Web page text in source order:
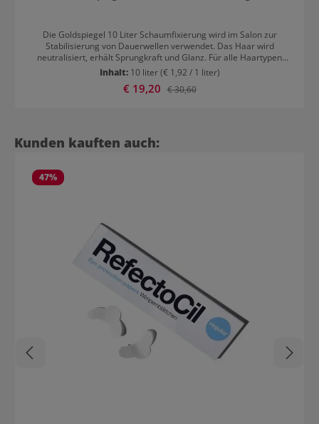
Die Goldspiegel 10 Liter Schaumfixierung wird im Salon zur
Stabilisierung von Dauerwellen verwendet. Das Haar wird
neutralisiert, erhält Sprungkraft und Glanz. Für alle Haartypen
geeignet. Bei der Verwendung sollten unbedingt Handschuhe
getragen werden!
Inhalt: 10 liter(€ 1,92 / 1 liter)
Verkaufspreis:
€ 19,20 Regulärer Preis:
€ 30,60
Produktgalerie überspringen
Kunden kauften auch:
47%